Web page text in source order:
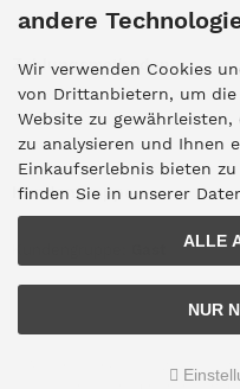
Zahlungsmethoden
Kundengruppe
Alle Preise inkl. gesetzl. MwSt.
andere
Wir verwenden Cookies
von Drittanbietern, um
Website zu
zu analysieren und Ihnen
Einkaufserlebnis bieten
finden Sie in unserer
ALLE
NUR